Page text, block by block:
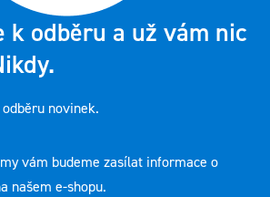
k odběru a už vám nic
novinek.
vám budeme zasílat informace o
našem e-shopu.